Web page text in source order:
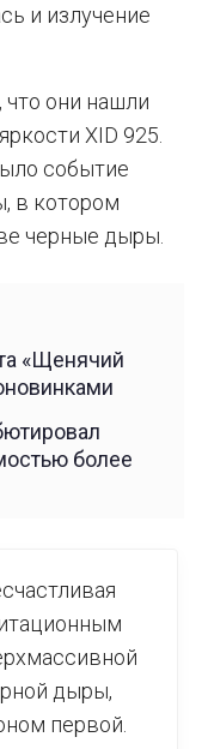
и излучение
они нашли
XID 925.
событие
в котором
черные дыры.
«Щенячий
более
дыры,
первой.